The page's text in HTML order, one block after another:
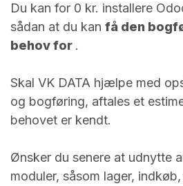
Du kan for 0 kr. installere
sådan at du kan få den
behov for .
Skal VK DATA hjælpe med
og bogføring, aftales et
behovet er kendt.
Ønsker du senere at udnytte
moduler, såsom lager,